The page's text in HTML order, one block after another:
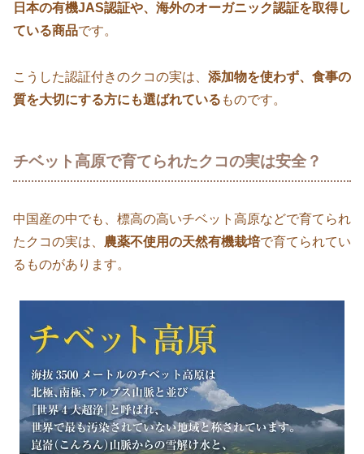
日本の有機JAS認証や、海外のオーガニック認証を取得し
ている商品です。
こうした認証付きのクコの実は、 添加物を使わず、食事の
質を大切にする方にも選ばれている ものです。
チベット高原で育てられたクコの実は安全？
中国産の中でも、標高の高いチベット高原などで育てられ
たクコの実は、 農薬不使用の天然有機栽培で育てられてい
るものがあります。